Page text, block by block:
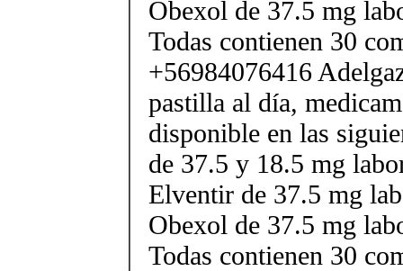
Obexol de 37.5 mg
Todas contienen 30
+56984076416
pastilla al día,
disponible en las
de 37.5 y 18.5 mg
Elventir de 37.5 mg
Obexol de 37.5 mg
Todas contienen 30